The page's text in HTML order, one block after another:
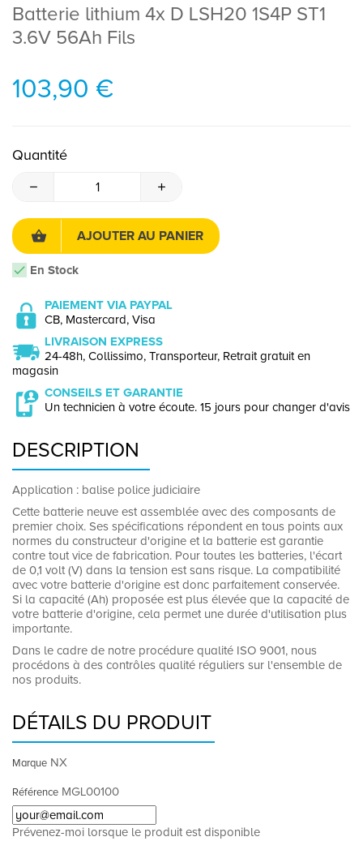
Batterie lithium 4x D LSH20 1S4P ST1
3.6V 56Ah Fils
103,90 €
Quantité
AJOUTER AU PANIER
En Stock
PAIEMENT VIA PAYPAL
CB, Mastercard, Visa
LIVRAISON EXPRESS
24-48h, Collissimo, Transporteur, Retrait gratuit en
magasin
CONSEILS ET GARANTIE
Un technicien à votre écoute. 15 jours pour changer d'avis
DESCRIPTION
Application : balise police judiciaire
Cette batterie neuve est assemblée avec des composants de
premier choix. Ses spécifications répondent en tous points aux
normes du constructeur d'origine et la batterie est garantie
contre tout vice de fabrication. Pour toutes les batteries, l'écart
de 0,1 volt (V) dans la tension est sans risque. La compatibilité
avec votre batterie d'origine est donc parfaitement conservée.
Si la capacité (Ah) proposée est plus élevée que la capacité de
votre batterie d'origine, cela permet une durée d'utilisation plus
importante.
Dans le cadre de notre procédure qualité ISO 9001, nous
procédons à des contrôles qualité réguliers sur l'ensemble de
nos produits.
DÉTAILS DU PRODUIT
Marque NX
Référence MGL00100
Prévenez-moi lorsque le produit est disponible